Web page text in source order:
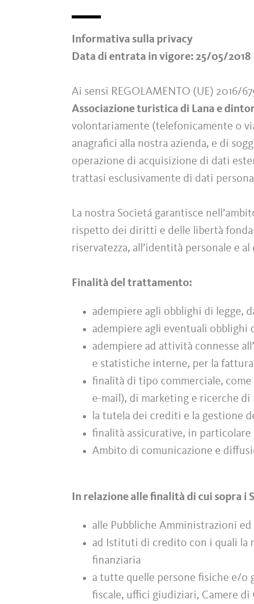
Informativa sulla privacy
Data di entrata in vigore: 25/05/2018
Ai sensi REGOLAMENTO (UE) 2016/
Associazione turistica di Lana e
volontariamente (telefonicamente o
anagrafici alla nostra azienda, e di
operazione di acquisizione di dati
trattasi esclusivamente di dati
La nostra Societá garantisce
rispetto dei diritti e delle libertà
riservatezza, all’identità personale e
Finalità del trattamento:
adempiere agli obblighi di legge,
adempiere agli eventuali
adempiere ad attività connesse
e statistiche interne, per la
finalità di tipo commerciale,
e-mail), di marketing e ricerche di
la tutela dei crediti e la gestione
finalità assicurative, in
Ambito di comunicazione e
In relazione alle finalità di cui sopra i
alle Pubbliche Amministrazioni
ad Istituti di credito con i quali la
finanziaria
a tutte quelle persone fisiche e/o
fiscale, uffici giudiziari, Camere